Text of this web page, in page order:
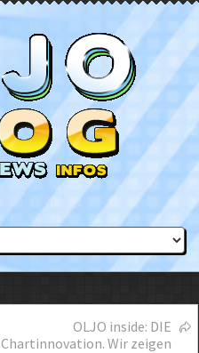
OLJO inside: DIE
Chartinnovation. Wir zeigen